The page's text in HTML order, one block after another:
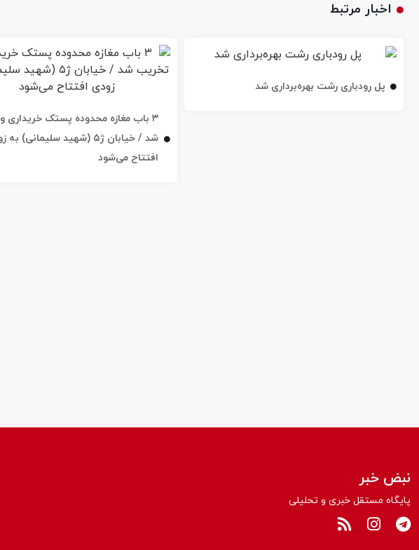
اخبار مرتبط
پل رودباری رشت بهره‌برداری شد
۳ باب مغازه محدوده پستک خریداری
شد / خیابان ژ۵ (شهید سلیمانی)
افتتاح می‌شود
نبض خبر
پایگاه مستقل خبری و تحلیلی